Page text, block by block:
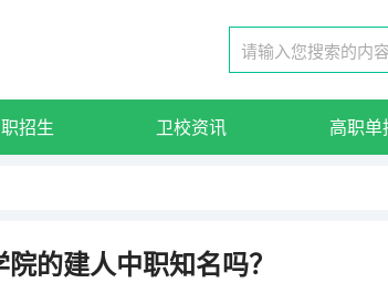
招生 卫校资讯 高职单
的建人中职知名吗？